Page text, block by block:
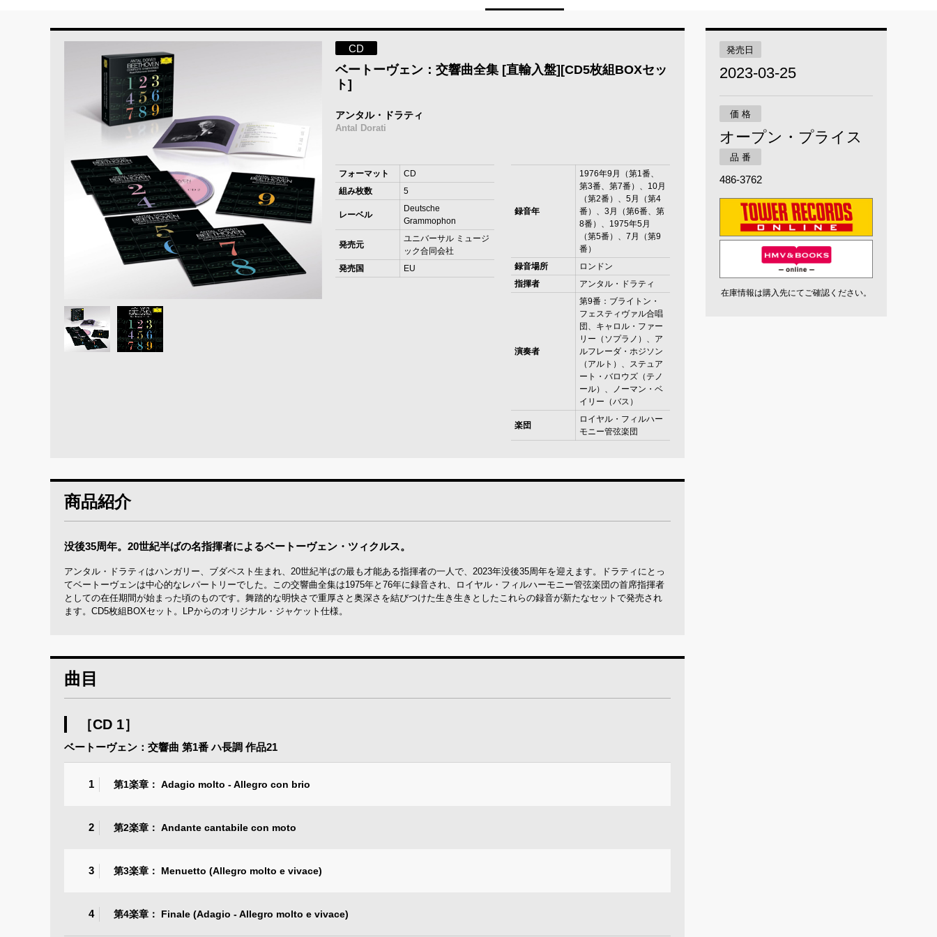
CD
ベートーヴェン：交響曲全集 [直輸入盤][CD5枚組BOXセッ
ト]
アンタル・ドラティ
Antal Dorati
フォーマット
CD
組み枚数
5
レーベル
Deutsche
Grammophon
発売元
ユニバーサル ミュージ
ック合同会社
発売国
EU
録音年
1976年9月（第1番、
第3番、第7番）、10月
（第2番）、5月（第4
番）、3月（第6番、第
8番）、1975年5月
（第5番）、7月（第9
番）
録音場所
ロンドン
指揮者
アンタル・ドラティ
演奏者
第9番：ブライトン・
フェスティヴァル合唱
団、キャロル・ファー
リー（ソプラノ）、ア
ルフレーダ・ホジソン
（アルト）、ステュア
ート・バロウズ（テノ
ール）、ノーマン・ベ
イリー（バス）
楽団
ロイヤル・フィルハー
モニー管弦楽団
商品紹介
没後35周年。20世紀半ばの名指揮者によるベートーヴェン・ツィクルス。
アンタル・ドラティはハンガリー、ブダペスト生まれ、20世紀半ばの最も才能ある指揮者の一人で、2023年没後35周年を迎えます。ドラティにとっ
てベートーヴェンは中心的なレパートリーでした。この交響曲全集は1975年と76年に録音され、ロイヤル・フィルハーモニー管弦楽団の首席指揮者
としての在任期間が始まった頃のものです。舞踏的な明快さで重厚さと奥深さを結びつけた生き生きとしたこれらの録音が新たなセットで発売され
ます。CD5枚組BOXセット。LPからのオリジナル・ジャケット仕様。
曲目
［CD 1］
ベートーヴェン：交響曲 第1番 ハ長調 作品21
1 第1楽章： Adagio molto - Allegro con brio
2 第2楽章： Andante cantabile con moto
3 第3楽章： Menuetto (Allegro molto e vivace)
4 第4楽章： Finale (Adagio - Allegro molto e vivace)
発売日
2023-03-25
価 格
オープン・プライス
品 番
486-3762
在庫情報は購入先にてご確認ください。